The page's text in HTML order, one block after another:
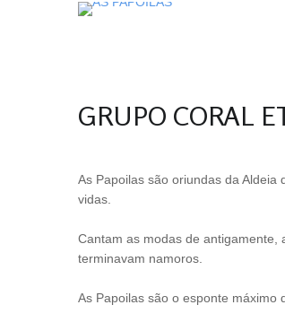
GRUPO CORAL
As Papoilas são oriundas da
vidas.
Cantam as modas de antigamente,
terminavam namoros.
As Papoilas são o esponte máximo